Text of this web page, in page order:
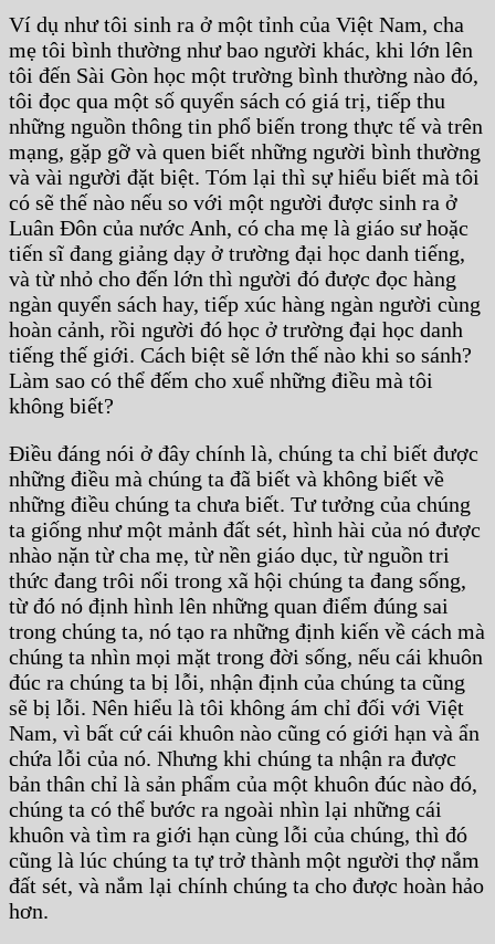
Ví dụ như tôi sinh ra ở một tỉnh của Việt Nam, cha
mẹ tôi bình thường như bao người khác, khi lớn lên
tôi đến Sài Gòn học một trường bình thường nào đó,
tôi đọc qua một số quyển sách có giá trị, tiếp thu
những nguồn thông tin phổ biến trong thực tế và trên
mạng, gặp gỡ và quen biết những người bình thường
và vài người đặt biệt. Tóm lại thì sự hiểu biết mà tôi
có sẽ thế nào nếu so với một người được sinh ra ở
Luân Đôn của nước Anh, có cha mẹ là giáo sư hoặc
tiến sĩ đang giảng dạy ở trường đại học danh tiếng,
và từ nhỏ cho đến lớn thì người đó được đọc hàng
ngàn quyển sách hay, tiếp xúc hàng ngàn người cùng
hoàn cảnh, rồi người đó học ở trường đại học danh
tiếng thế giới. Cách biệt sẽ lớn thế nào khi so sánh?
Làm sao có thể đếm cho xuể những điều mà tôi
không biết?
Điều đáng nói ở đây chính là, chúng ta chỉ biết được
những điều mà chúng ta đã biết và không biết về
những điều chúng ta chưa biết. Tư tưởng của chúng
ta giống như một mảnh đất sét, hình hài của nó được
nhào nặn từ cha mẹ, từ nền giáo dục, từ nguồn tri
thức đang trôi nổi trong xã hội chúng ta đang sống,
từ đó nó định hình lên những quan điểm đúng sai
trong chúng ta, nó tạo ra những định kiến về cách mà
chúng ta nhìn mọi mặt trong đời sống, nếu cái khuôn
đúc ra chúng ta bị lỗi, nhận định của chúng ta cũng
sẽ bị lỗi. Nên hiểu là tôi không ám chỉ đối với Việt
Nam, vì bất cứ cái khuôn nào cũng có giới hạn và ẩn
chứa lỗi của nó. Nhưng khi chúng ta nhận ra được
bản thân chỉ là sản phẩm của một khuôn đúc nào đó,
chúng ta có thể bước ra ngoài nhìn lại những cái
khuôn và tìm ra giới hạn cùng lỗi của chúng, thì đó
cũng là lúc chúng ta tự trở thành một người thợ nắm
đất sét, và nắm lại chính chúng ta cho được hoàn hảo
hơn.